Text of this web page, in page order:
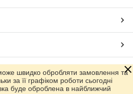
Prom.ua
швидко обробляти замовлення та
за її графіком роботи сьогодні
буде оброблена в найближчий